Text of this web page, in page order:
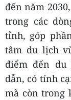
đến năm
trong các
tỉnh, góp
tâm du lịch
điểm đến du
dẫn, có tính
mà còn trong